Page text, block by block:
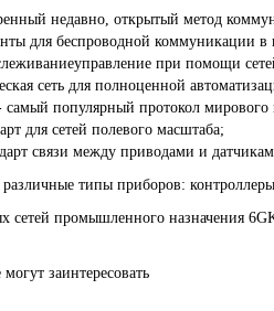
недавно, открытый метод
для беспроводной коммуникации
при помощи
сеть для полноценной
популярный протокол мирового
для сетей полевого масштаба;
связи между приводами и
типы приборов:
сетей промышленного назначения
заинтересовать